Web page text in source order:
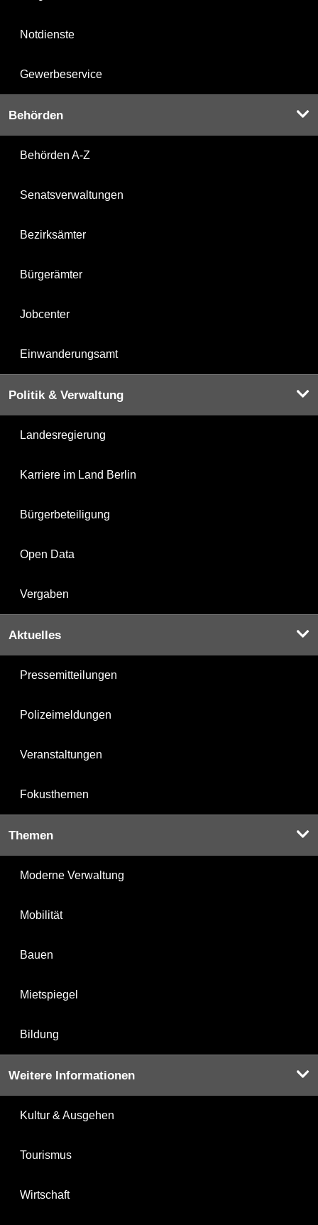
Notdienste
Gewerbeservice
Behörden
Behörden A-Z
Senatsverwaltungen
Bezirksämter
Bürgerämter
Jobcenter
Einwanderungsamt
Politik & Verwaltung
Landesregierung
Karriere im Land Berlin
Bürgerbeteiligung
Open Data
Vergaben
Aktuelles
Pressemitteilungen
Polizeimeldungen
Veranstaltungen
Fokusthemen
Themen
Moderne Verwaltung
Mobilität
Bauen
Mietspiegel
Bildung
Weitere Informationen
Kultur & Ausgehen
Tourismus
Wirtschaft